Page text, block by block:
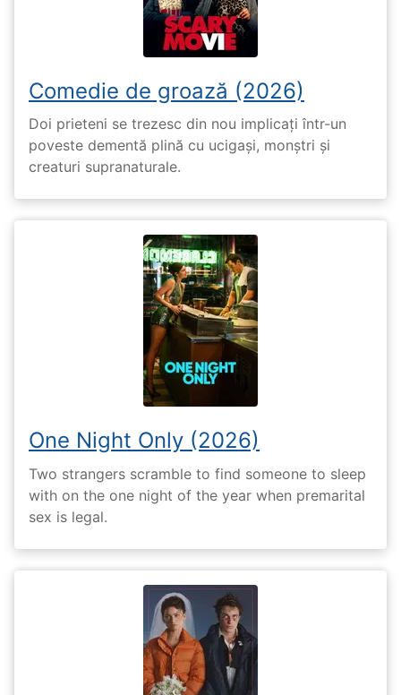
Comedie de groază (2026)
Doi prieteni se trezesc din nou implicați într-un
poveste dementă plină cu ucigași, monștri și
creaturi supranaturale.
One Night Only (2026)
Two strangers scramble to find someone to sleep
with on the one night of the year when premarital
sex is legal.